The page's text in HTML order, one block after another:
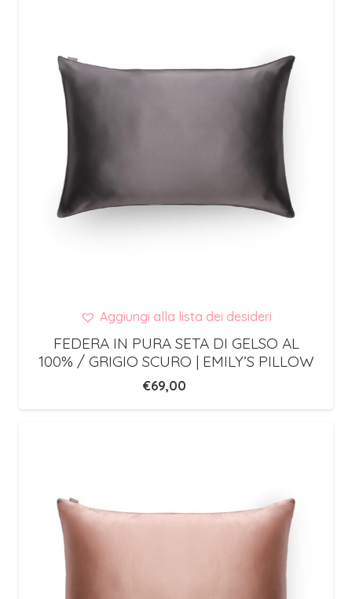
Aggiungi alla lista dei desideri
FEDERA IN PURA SETA DI GELSO AL
100% / GRIGIO SCURO | EMILY’S PILLOW
€69,00